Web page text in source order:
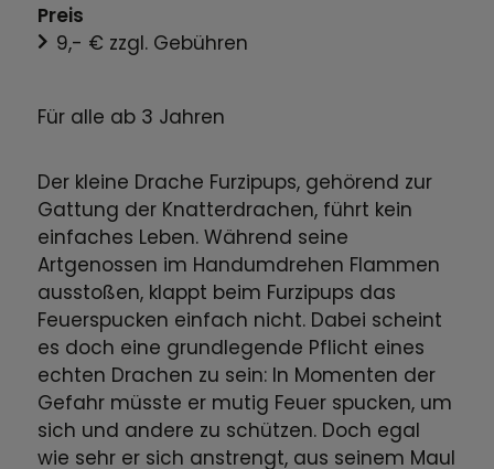
Für alle ab 3 Jahren
Der kleine Drache Furzipups, gehörend zur
Gattung der Knatterdrachen, führt kein
einfaches Leben. Während seine
Artgenossen im Handumdrehen Flammen
ausstoßen, klappt beim Furzipups das
Feuerspucken einfach nicht. Dabei scheint
es doch eine grundlegende Pflicht eines
echten Drachen zu sein: In Momenten der
Gefahr müsste er mutig Feuer spucken, um
sich und andere zu schützen. Doch egal
wie sehr er sich anstrengt, aus seinem Maul
Preis
9,- € zzgl. Gebühren